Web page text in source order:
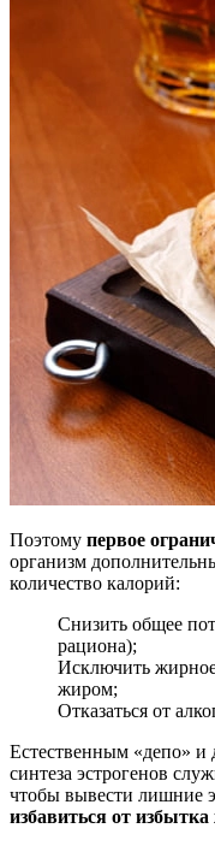
Поэтому первое
организм
количество калорий:
Снизить общее
рациона);
Исключить
жиром;
Отказаться от
Естественным «депо» и
синтеза эстрогенов
чтобы вывести лишние
избавиться от